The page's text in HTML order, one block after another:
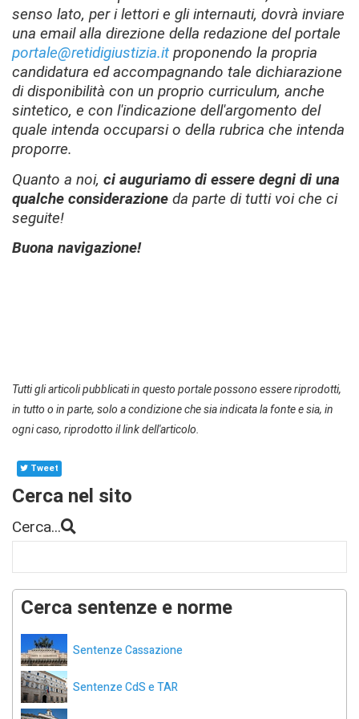
senso lato, per i lettori e gli internauti, dovrà inviare
una email alla direzione della redazione del portale
portale@retidigiustizia.it proponendo la propria
candidatura ed accompagnando tale dichiarazione
di disponibilità con un proprio curriculum, anche
sintetico, e con l'indicazione dell'argomento del
quale intenda occuparsi o della rubrica che intenda
proporre.
Quanto a noi, ci auguriamo di essere degni di una
qualche considerazione da parte di tutti voi che ci
seguite!
Buona navigazione!
Tutti gli articoli pubblicati in questo portale possono essere riprodotti,
in tutto o in parte, solo a condizione che sia indicata la fonte e sia, in
ogni caso, riprodotto il link dell'articolo.
Tweet
Cerca nel sito
Cerca...
Cerca sentenze e norme
Sentenze Cassazione
Sentenze CdS e TAR